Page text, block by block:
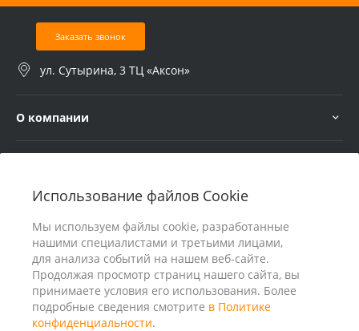
Использование файлов Cookie
Мы используем файлы cookie, разработанные
нашими специалистами и третьими лицами,
для анализа событий на нашем веб-сайте.
Продолжая просмотр страниц нашего сайта, вы
принимаете условия его использования. Более
подробные сведения смотрите в Политике
конфиденциальности.
Заказать звонок
ул. Сутырина, 3 ТЦ «Аксон»
О компании